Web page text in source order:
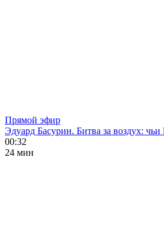
Прямой эфир
Эдуард Басурин. Битва за воздух:
00:32
24 мин